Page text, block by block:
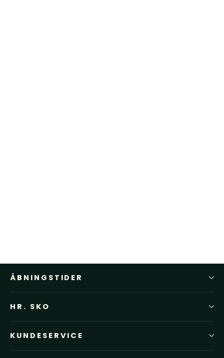
ÅBNINGSTIDER
HR. SKO
KUNDESERVICE